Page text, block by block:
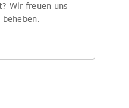
Wir freuen uns